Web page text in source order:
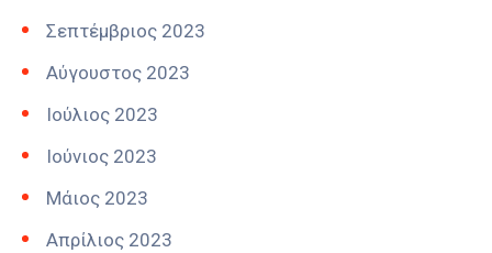
Σεπτέμβριος 2023
Αύγουστος 2023
Ιούλιος 2023
Ιούνιος 2023
Μάιος 2023
Απρίλιος 2023